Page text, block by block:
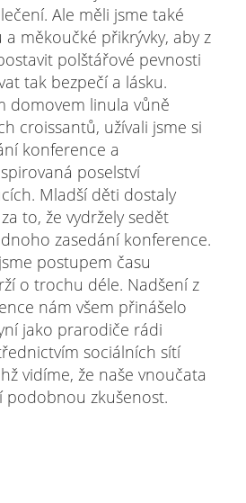
Ale měli jsme také
měkoučké přikrývky, aby z
polštářové pevnosti
tak bezpečí a lásku.
domovem linula vůně
croissantů, užívali jsme si
konference a
poselství
Mladší děti dostaly
to, že vydržely sedět
zasedání konference.
postupem času
o trochu déle. Nadšení z
nám všem přinášelo
jako prarodiče rádi
sociálních sítí
vidíme, že naše vnoučata
podobnou zkušenost.